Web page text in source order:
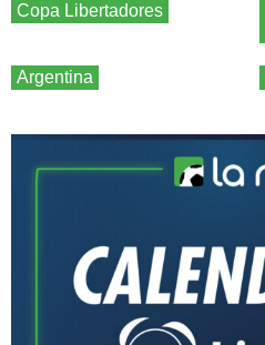
Copa Libertadores
Argentina